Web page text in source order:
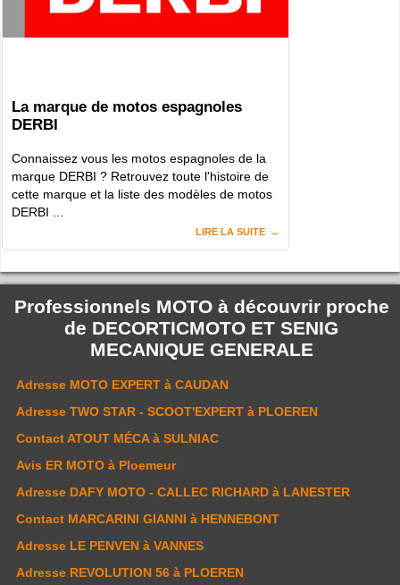
La marque de motos espagnoles
DERBI
Connaissez vous les motos espagnoles de la
marque DERBI ? Retrouvez toute l'histoire de
cette marque et la liste des modèles de motos
DERBI ...
LIRE LA SUITE
Professionnels MOTO à découvrir proche
de DECORTICMOTO ET SENIG
MECANIQUE GENERALE
Adresse MOTO EXPERT à CAUDAN
Adresse TWO STAR - SCOOT'EXPERT à PLOEREN
Contact ATOUT MÉCAà SULNIAC
Avis ER MOTO à Ploemeur
Adresse DAFY MOTO - CALLEC RICHARD à LANESTER
Contact MARCARINI GIANNI à HENNEBONT
Adresse LE PENVEN à VANNES
Adresse REVOLUTION 56 à PLOEREN